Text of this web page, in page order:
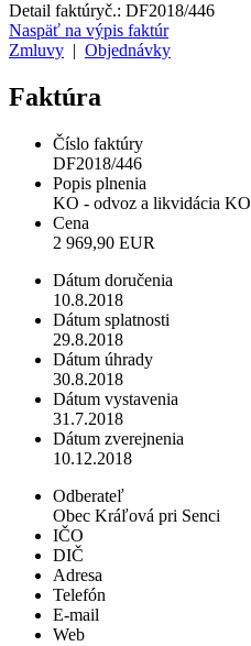
Detail faktúryč.: DF2018/446
Naspäť na výpis faktúr
Zmluvy
Objednávky
Faktúra
Číslo faktúry
DF2018/446
Popis plnenia
KO - odvoz a likvidácia KO
Cena
2 969,90 EUR
Dátum doručenia
10.8.2018
Dátum splatnosti
29.8.2018
Dátum úhrady
30.8.2018
Dátum vystavenia
31.7.2018
Dátum zverejnenia
10.12.2018
Odberateľ
Obec Kráľová pri Senci
IČO
DIČ
Adresa
Telefón
E-mail
Web